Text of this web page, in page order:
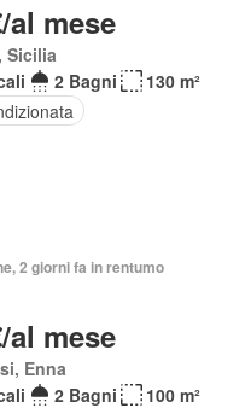
al mese
Sicilia
2 Bagni
130 m²
2 giorni fa in rentumo
al mese
Enna
2 Bagni
100 m²